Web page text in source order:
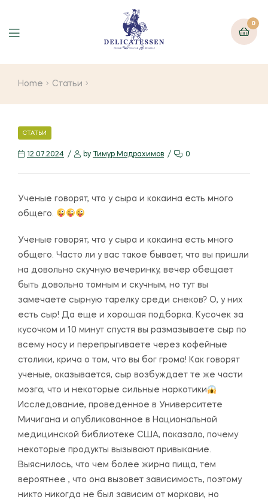
0
Home Статьи
СТАТЬИ
12.07.2024 by Тимур Мадрахимов 0
Ученые говорят, что у сыра и кокаина есть много
общего.
Ученые говорят, что у сыра и кокаина есть много
общего. Часто ли у вас такое бывает, что вы пришли
на довольно скучную вечеринку, вечер обещает
быть довольно томным и скучным, но тут вы
замечаете сырную тарелку среди снеков? О, у них
есть сыр! Да еще и хорошая подборка. Кусочек за
кусочком и 10 минут спустя вы размазываете сыр по
всему носу и перепрыгиваете через кофейные
столики, крича о том, что вы бог грома! Как говорят
ученые, оказывается, сыр возбуждает те же части
мозга, что и некоторые сильные наркотики
Исследование, проведенное в Университете
Мичигана и опубликованное в Национальной
медицинской библиотеке США, показало, почему
некоторые продукты вызывают привыкание.
Выяснилось, что чем более жирна пища, тем
вероятнее , что она вызовет зависимость, поэтому
никто никогда не был зависим от моркови, но